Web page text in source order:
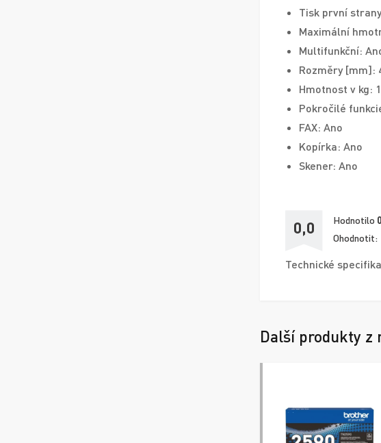
Tisk první
Maximální
Multifunkční:
Rozměry [mm]:
Hmotnost v kg:
Pokročilé
FAX: Ano
Kopírka: Ano
Skener: Ano
0,0 Hodnotilo 0
Ohodnotit:
Technické
Další produkty z